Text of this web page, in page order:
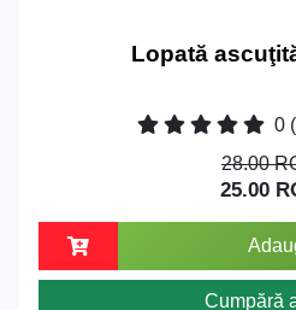
Lopată
0
28.00
25.00
Cumpără